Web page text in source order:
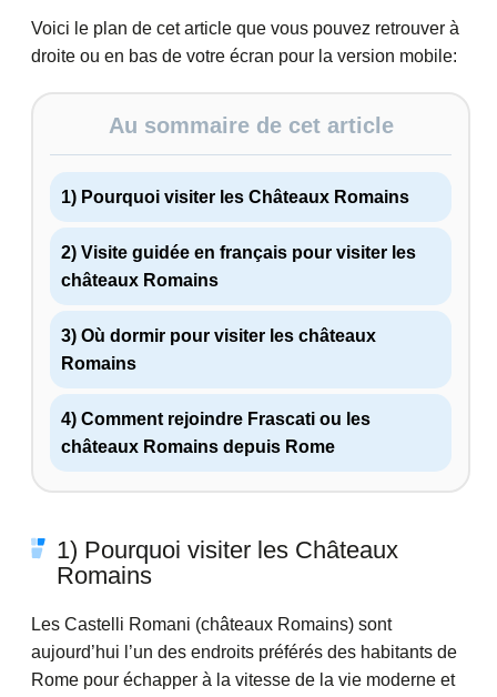
Voici le plan de cet article que vous pouvez retrouver à
droite ou en bas de votre écran pour la version mobile:
Au sommaire de cet article
1) Pourquoi visiter les Châteaux Romains
2) Visite guidée en français pour visiter les
châteaux Romains
3) Où dormir pour visiter les châteaux
Romains
4) Comment rejoindre Frascati ou les
châteaux Romains depuis Rome
1) Pourquoi visiter les Châteaux
Romains
Les Castelli Romani (châteaux Romains) sont
aujourd’hui l’un des endroits préférés des habitants de
Rome pour échapper à la vitesse de la vie moderne et